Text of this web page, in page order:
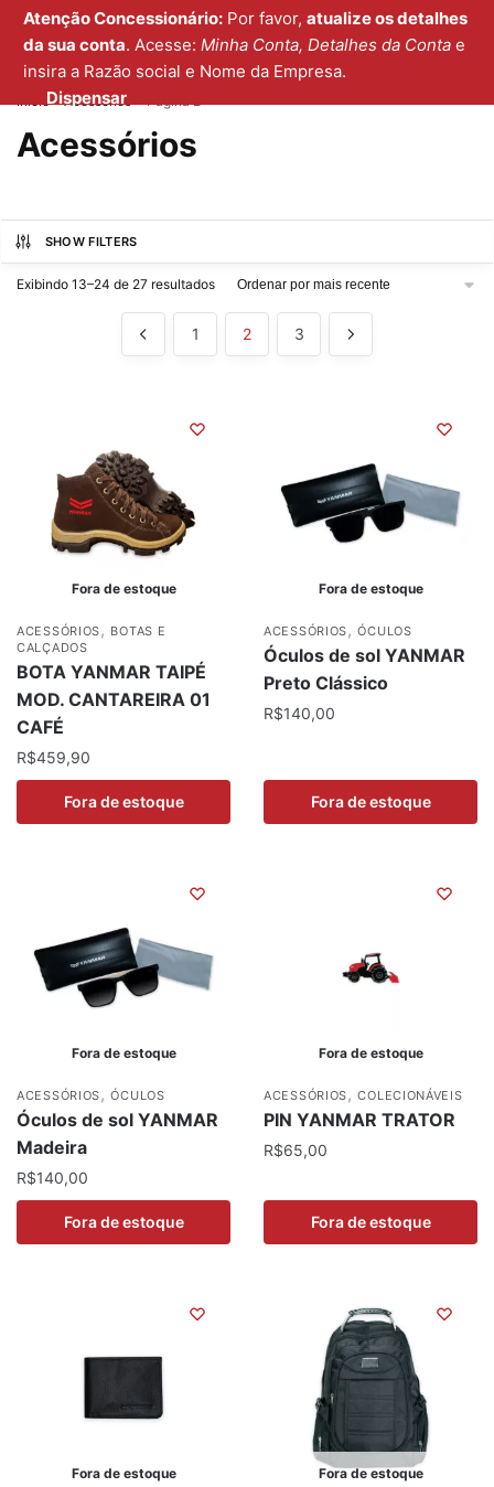
Atenção Concessionário: Por favor,atualize os detalhes
da sua conta. Acesse:Minha Conta, Detalhes da Conta e
insira a Razão social e Nome da Empresa.
Dispensar
0
Início / Acessórios Página 2
Acessórios
SHOW FILTERS
Exibindo 13–24 de 27 resultados
1 2 3
Fora de estoque
ACESSÓRIOS, BOTAS E
CALÇADOS
BOTA YANMAR TAIPÉ
MOD. CANTAREIRA 01
CAFÉ
R$459,90
Fora de estoque
Fora de estoque
ACESSÓRIOS,ÓCULOS
Óculos de sol YANMAR
Preto Clássico
R$140,00
Fora de estoque
Fora de estoque
ACESSÓRIOS,ÓCULOS
Óculos de sol YANMAR
Madeira
R$140,00
Fora de estoque
Fora de estoque
ACESSÓRIOS,COLECIONÁVEIS
PIN YANMAR TRATOR
R$65,00
Fora de estoque
Fora de estoque Fora de estoque